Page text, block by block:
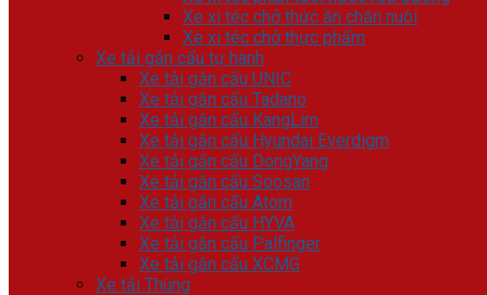
Xe xi téc chở thức ăn chăn nuôi
Xe xi téc chở thực phẩm
Xe tải gắn cẩu tự hành
Xe tải gắn cẩu UNIC
Xe tải gắn cẩu Tadano
Xe tải gắn cẩu KangLim
Xe tải gắn cẩu Hyundai Everdigm
Xe tải gắn cẩu DongYang
Xe tải gắn cẩu Soosan
Xe tải gắn cẩu Atom
Xe tải gắn cẩu HYVA
Xe tải gắn cẩu Palfinger
Xe tải gắn cẩu XCMG
Xe tải Thùng